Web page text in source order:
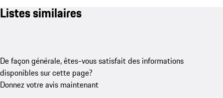
Listes similaires
De façon générale, êtes-vous satisfait des informations
disponibles sur cette page?
Donnez votre avis maintenant